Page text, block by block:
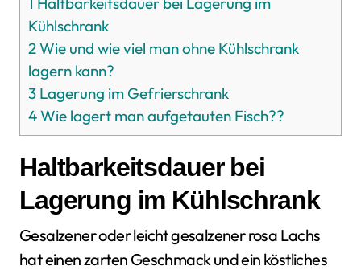
Kühlschrank
2Wie und wie viel man ohne Kühlschrank
lagern kann?
3 Lagerung im Gefrierschrank
4Wie lagert man aufgetauten Fisch??
Haltbarkeitsdauer bei
Lagerung im Kühlschrank
Gesalzener oder leicht gesalzener rosa Lachs
hat einen zarten Geschmack und ein köstliches